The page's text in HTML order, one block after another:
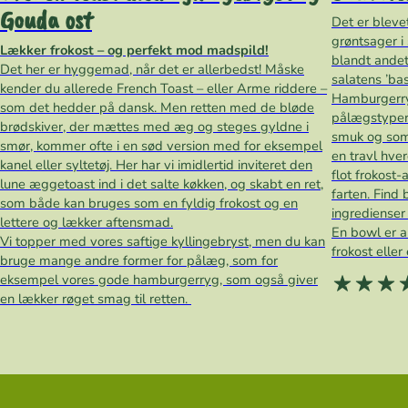
Gouda ost
Lækker frokost – og perfekt mod madspild!
Det her er hyggemad, når det er allerbedst! Måske
kender du allerede French Toast – eller Arme riddere –
som det hedder på dansk. Men retten med de bløde
brødskiver, der mættes med æg og steges gyldne i
smør, kommer ofte i en sød version med for eksempel
kanel eller syltetøj. Her har vi imidlertid inviteret den
lune æggetoast ind i det salte køkken, og skabt en ret,
som både kan bruges som en fyldig frokost og en
lettere og lækker aftensmad.
Vi topper med vores saftige kyllingebryst, men du kan
bruge mange andre former for pålæg, som for
eksempel vores gode hamburgerryg, som også giver
en lækker røget smag til retten.
Det er
grøntsager i
blandt
salatens
smuk og
en travl
flot frokost-
farten. Find
En bowl er
frokost eller